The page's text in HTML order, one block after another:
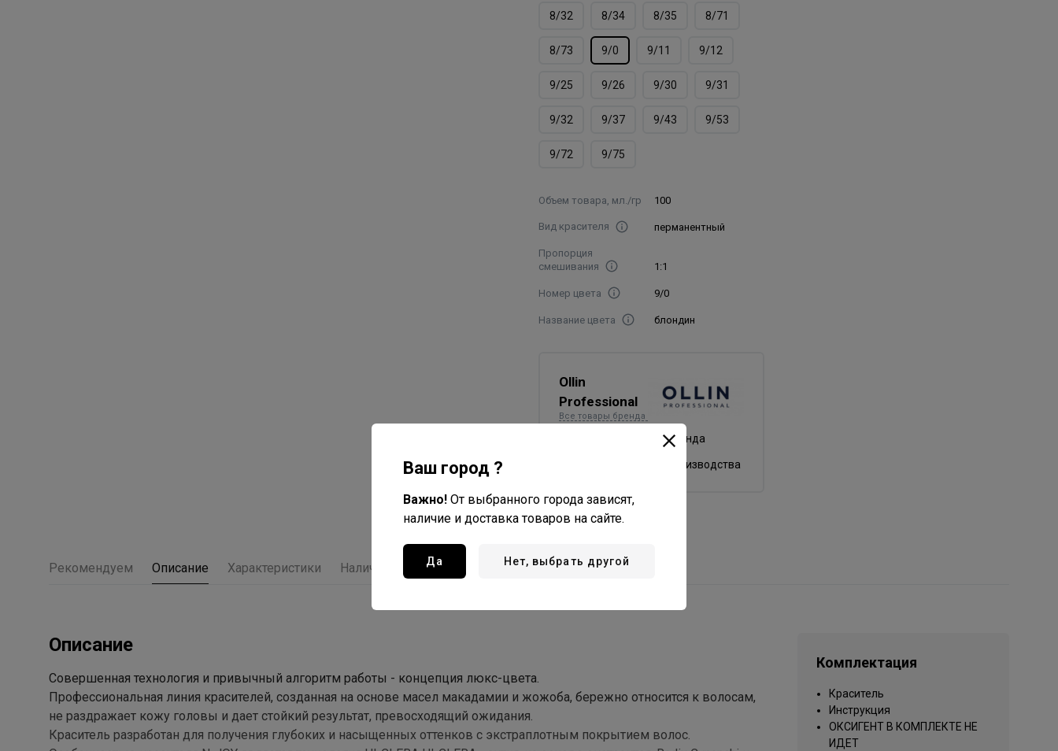
8/32 8/34 8/35 8/71
8/73 9/0 9/11 9/12
9/25 9/26 9/30 9/31
9/32 9/37 9/43 9/53
9/72 9/75
Объем товара, мл./гр 100
Вид красителя перманентный
Пропорция
смешивания
1:1
Номер цвета 9/0
Название цвета блондин
Ollin
Professional
Все товары бренда
Россия - страна бренда
Россия - страна производства
Рекомендуем Описание Характеристики Наличие Отзывы
Описание
Совершенная технология и привычный алгоритм работы - концепция люкс-цвета.
Профессиональная линия красителей, созданная на основе масел макадамии и жожоба, бережно относится к волосам,
не раздражает кожу головы и дает стойкий результат, превосходящий ожидания.
Краситель разработан для получения глубоких и насыщенных оттенков с экстраплотным покрытием волос.
Комплектация
Краситель
Инструкция
ОКСИГЕНТ В КОМПЛЕКТЕ НЕ
ИДЕТ
Ваш город ?
Важно! От выбранного города зависят,
наличие и доставка товаров на сайте.
Да Нет, выбрать другой